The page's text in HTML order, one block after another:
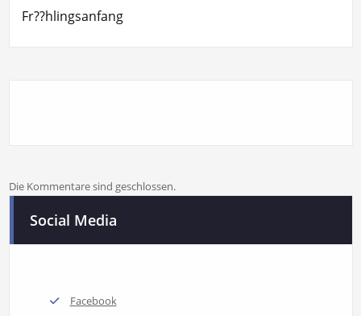
Fr??hlingsanfang
Die Kommentare sind geschlossen.
Social Media
Facebook